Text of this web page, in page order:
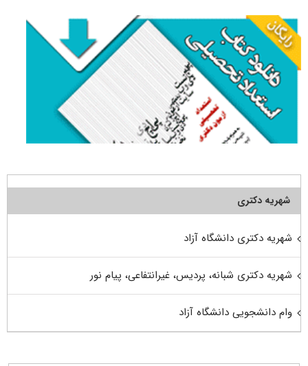
شهریه دکتری
شهریه دکتری دانشگاه آزاد
شهریه دکتری شبانه، پردیس، غیرانتفاعی، پیام نور
وام دانشجویی دانشگاه آزاد